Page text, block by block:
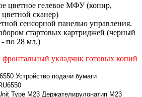
цветное гелевое МФУ (копир,
сканер)
сенсорной панелью управления.
стартовых картриджей (черный
по 28 мл.)
фронтальный укладчик готовых копий
Устройство подачи бумаги
Type M23 Держателирулонатип M23